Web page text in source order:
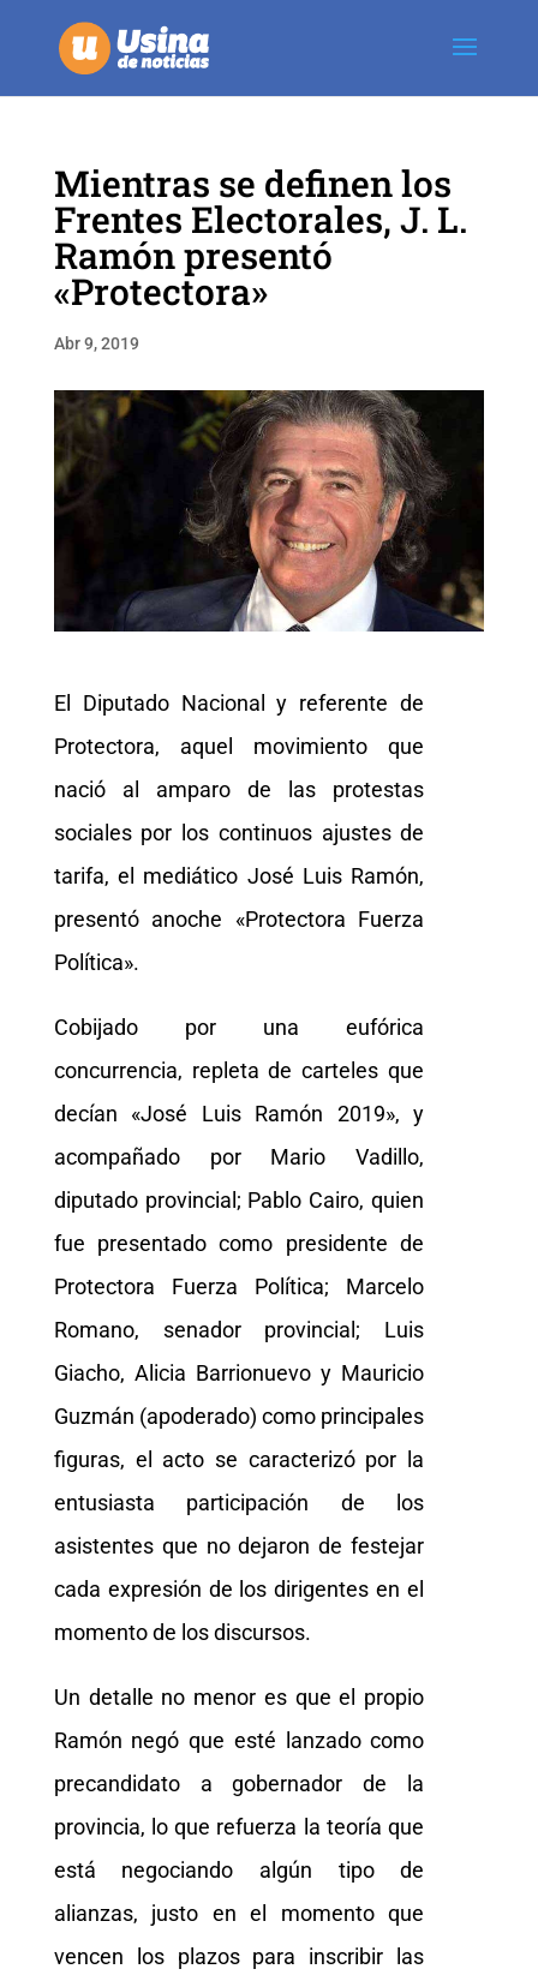
Mientras se definen los
Frentes Electorales, J. L.
Ramón presentó
«Protectora»
Abr 9, 2019
El Diputado Nacional y referente de
Protectora, aquel movimiento que
nació al amparo de las protestas
sociales por los continuos ajustes de
tarifa, el mediático José Luis Ramón,
presentó anoche «Protectora Fuerza
Política».
Cobijado por una eufórica
concurrencia, repleta de carteles que
decían «José Luis Ramón 2019», y
acompañado por Mario Vadillo,
diputado provincial; Pablo Cairo, quien
fue presentado como presidente de
Protectora Fuerza Política; Marcelo
Romano, senador provincial; Luis
Giacho, Alicia Barrionuevo y Mauricio
Guzmán (apoderado) como principales
figuras, el acto se caracterizó por la
entusiasta participación de los
asistentes que no dejaron de festejar
cada expresión de los dirigentes en el
momento de los discursos.
Un detalle no menor es que el propio
Ramón negó que esté lanzado como
precandidato a gobernador de la
provincia, lo que refuerza la teoría que
está negociando algún tipo de
alianzas, justo en el momento que
vencen los plazos para inscribir las